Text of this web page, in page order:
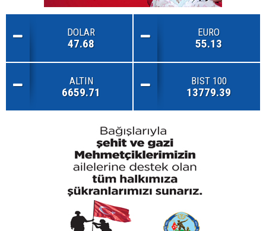
DOLAR
47.68
EURO
55.13
ALTIN
6659.71
BIST 100
13779.39